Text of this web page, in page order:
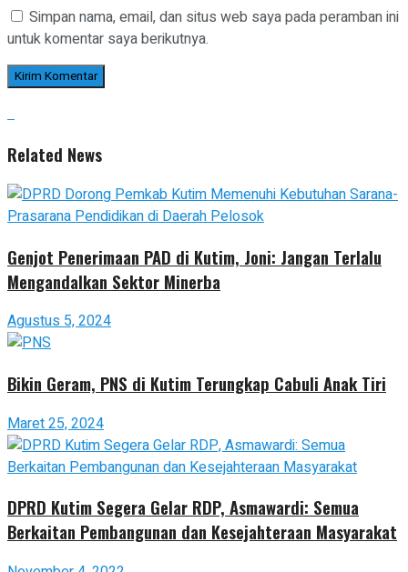
Simpan nama, email, dan situs web saya pada peramban ini
untuk komentar saya berikutnya.
Related News
Genjot Penerimaan PAD di Kutim, Joni: Jangan Terlalu
Mengandalkan Sektor Minerba
Agustus 5, 2024
Bikin Geram, PNS di Kutim Terungkap Cabuli Anak Tiri
Maret 25, 2024
DPRD Kutim Segera Gelar RDP, Asmawardi: Semua
Berkaitan Pembangunan dan Kesejahteraan Masyarakat